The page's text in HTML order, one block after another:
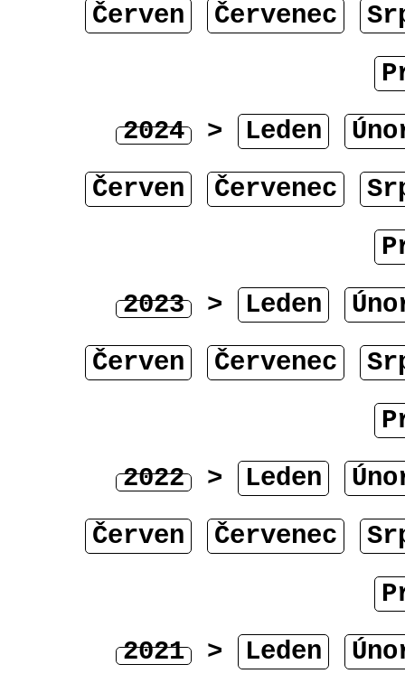
Červen
Červenec
2024 > Leden
Červen
Červenec
2023 > Leden
Červen
Červenec
2022 > Leden
Červen
Červenec
2021 > Leden